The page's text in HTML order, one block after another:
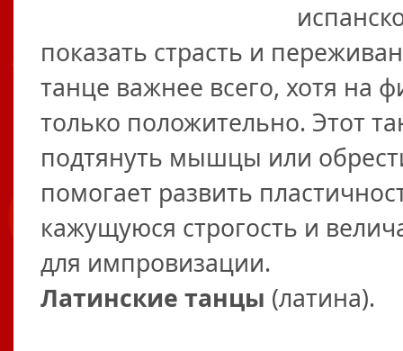
показать страсть и
танце важнее всего, хотя на
только положительно. Этот
подтянуть мышцы или
помогает развить
кажущуюся строгость и
для импровизации.
Латинские танцы (латина).